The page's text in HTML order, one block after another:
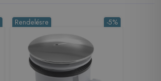
-5%
Rendelésre